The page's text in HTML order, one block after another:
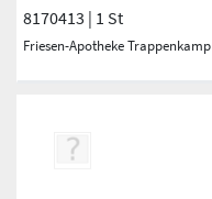
8170413 | 1 St
Friesen-Apotheke Trappenkamp